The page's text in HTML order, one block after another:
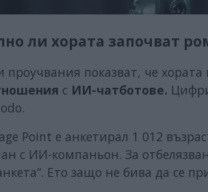
ли хората започват
показват, че
с ИИ-чатботове.
Point е анкетирал 1 012
с ИИ-компаньон. За
Ето защо не бива да се